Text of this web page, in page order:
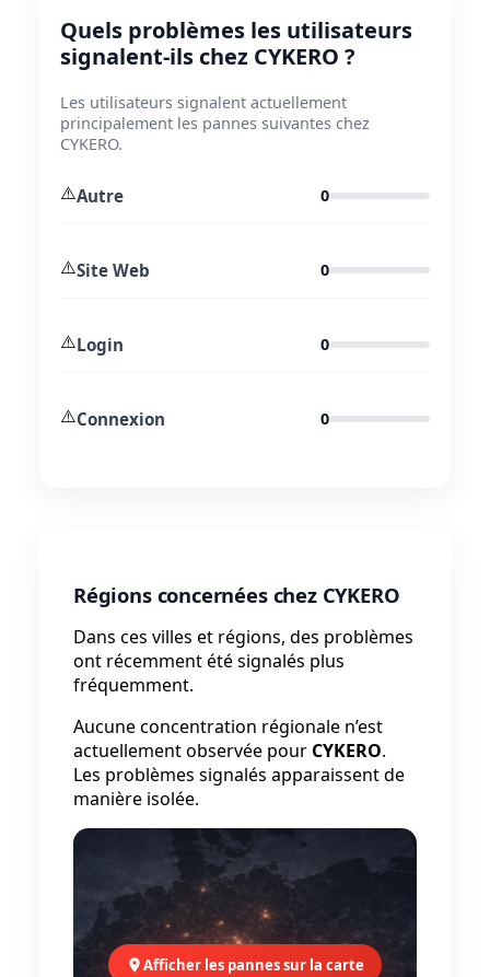
Quels problèmes les utilisateurs
signalent-ils chez CYKERO ?
Les utilisateurs signalent actuellement
principalement les pannes suivantes chez
CYKERO.
⚠️Autre 0
⚠️Site Web 0
⚠️Login 0
⚠️Connexion 0
Régions concernées chez CYKERO
Dans ces villes et régions, des problèmes
ont récemment été signalés plus
fréquemment.
Aucune concentration régionale n’est
actuellement observée pour CYKERO.
Les problèmes signalés apparaissent de
manière isolée.
Afficher les pannes sur la carte